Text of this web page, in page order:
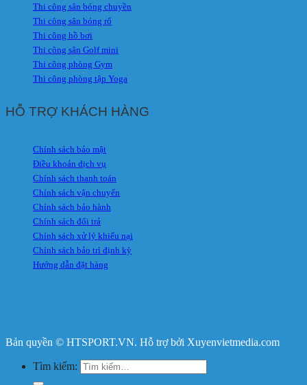
Thi công sân bóng chuyền
Thi công sân bóng rổ
Thi công hồ bơi
Thi công sân Golf mini
Thi công phòng Gym
Thi công phòng tập Yoga
HỖ TRỢ KHÁCH HÀNG
Chính sách bảo mật
Điều khoản dịch vụ
Chính sách thanh toán
Chính sách vận chuyển
Chính sách bảo hành
Chính sách đổi trả
Chính sách xử lý khiếu nại
Chính sách bảo trì định kỳ
Hướng dẫn đặt hàng
Bản quyền © HTSPORT.VN. Hỗ trợ bởi Xuyenvietmedia.com
Tìm kiếm: